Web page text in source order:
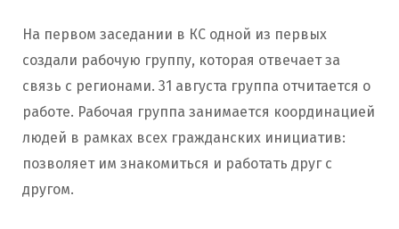
На первом заседании в КС одной из первых
создали рабочую группу, которая отвечает за
связь с регионами. 31 августа группа отчитается о
работе. Рабочая группа занимается координацией
людей в рамках всех гражданских инициатив:
позволяет им знакомиться и работать друг с
другом.